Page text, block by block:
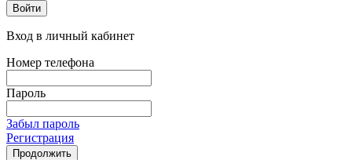
Войти
Вход в личный кабинет
Номер телефона
Пароль
Забыл пароль
Регистрация
Продолжить